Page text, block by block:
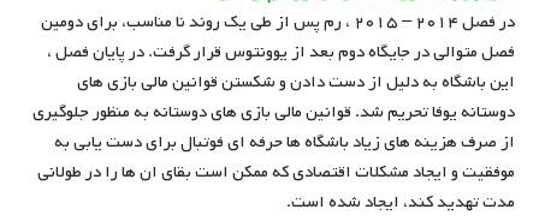
در فصل ۲۰۱۴ – ۲۰۱۵ ، رم پس از طی یک روند نا مناسب، برای دومین
فصل متوالی در جایگاه دوم بعد از یوونتوس قرار گرفت. در پایان فصل ،
این باشگاه به دلیل از دست دادن و شکستن قوانین مالی بازی های
دوستانه یوفا تحریم شد. قوانین مالی بازی های دوستانه به منظور جلوگیری
از صرف هزینه های زیاد باشگاه ها حرفه ای فوتبال برای دست یابی به
موفقیت و ایجاد مشکلات اقتصادی که ممکن است بقای ان ها را در طولانی
مدت تهدید کند، ایجاد شده است.